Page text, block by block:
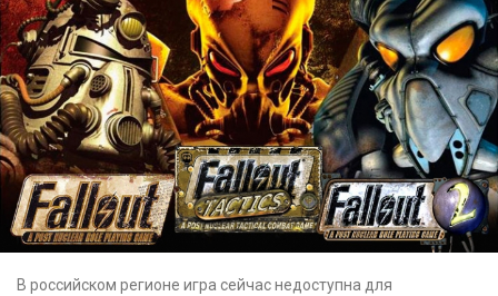
В российском регионе игра сейчас недоступна для